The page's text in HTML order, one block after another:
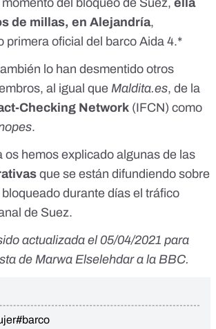
de millas, en Alejandría,
primera oficial del barco Aida 4.*
lo han desmentido otros
al igual que Maldita.es, de la
Checking Network (IFCN) como
.
os hemos explicado algunas de las
que se están difundiendo sobre
durante días el tráfico
de Suez.
actualizada el 05/04/2021 para
de Marwa Elselehdar a la BBC.
#barco